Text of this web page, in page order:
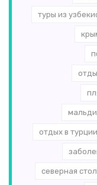
туры из
отдых в турции
северная